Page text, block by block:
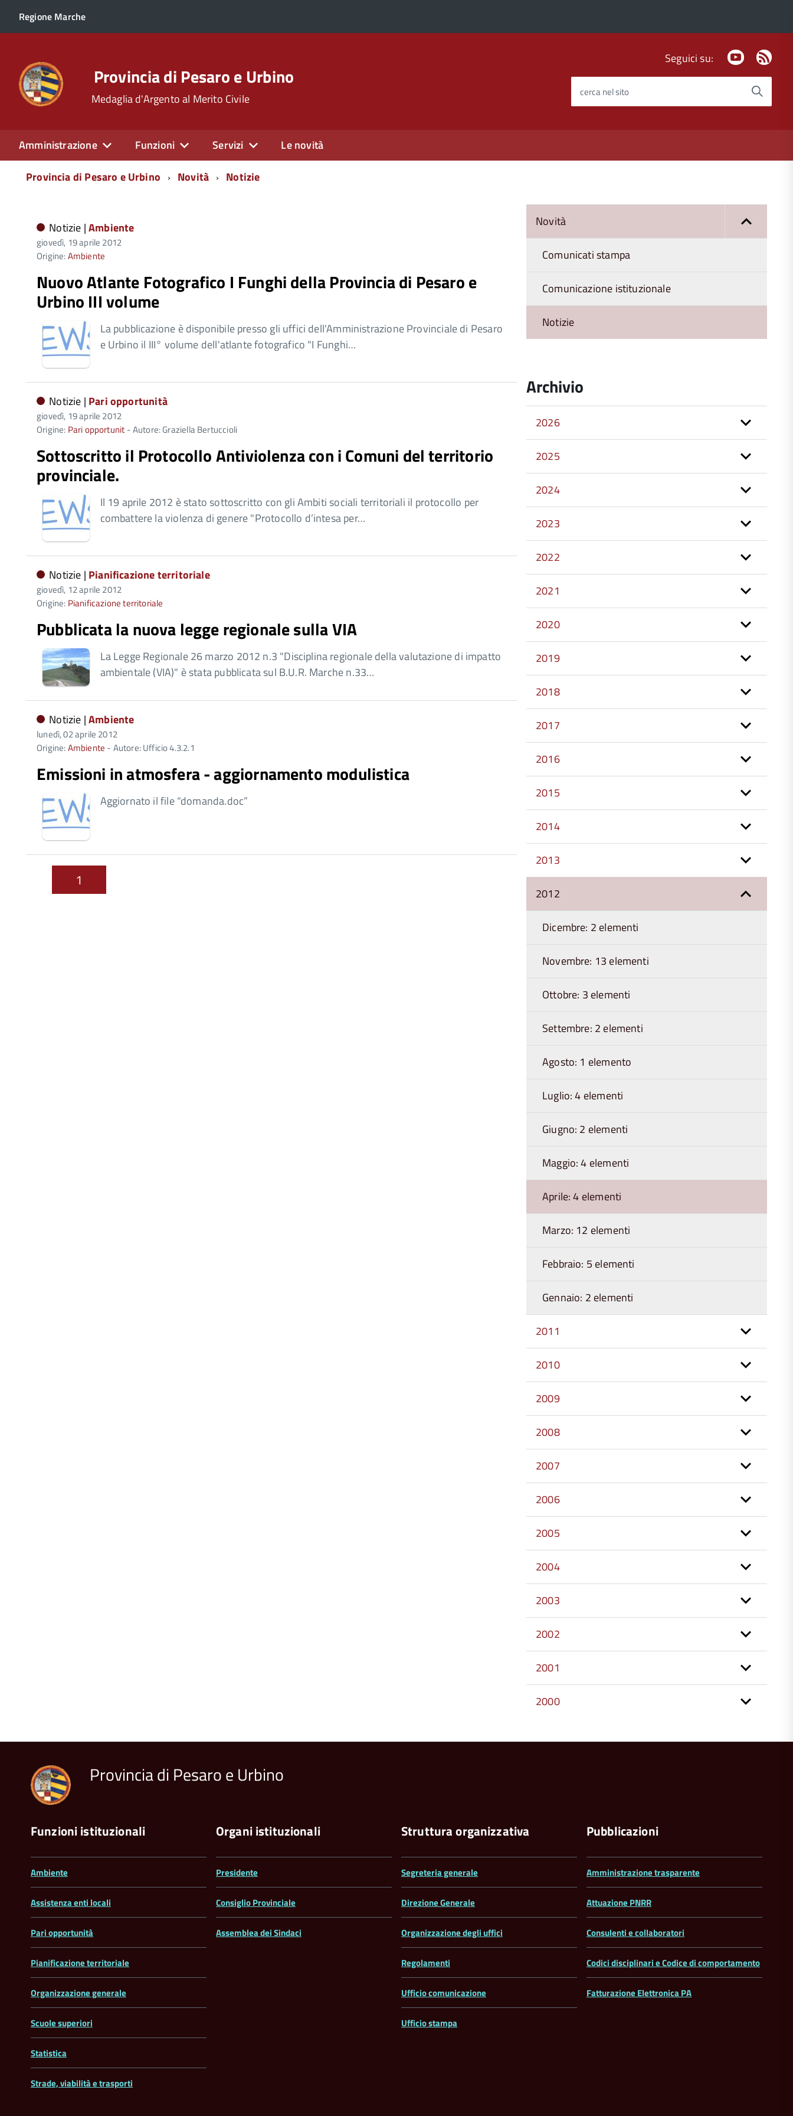
Regione Marche
Provincia di Pesaro e Urbino
Medaglia d'Argento al Merito Civile
Seguici su: Youtube
cerca nel sito
Amministrazione Funzioni Servizi Le novità
MenuProvincia di Pesaro e Urbino Novità Notizie
Notizie |Ambiente
giovedì, 19 aprile 2012
Origine:Ambiente
Nuovo Atlante Fotografico I Funghi della Provincia di Pesaro e
Urbino III volume
La pubblicazione è disponibile presso gli uffici dell'Amministrazione Provinciale di Pesaro
e Urbino il III° volume dell'atlante fotografico "I Funghi…
Notizie | Pari opportunità
giovedì, 19 aprile 2012
Origine: Pari opportunit - Autore: Graziella Bertuccioli
Sottoscritto il Protocollo Antiviolenza con i Comuni del territorio
provinciale.
Il 19 aprile 2012 è stato sottoscritto con gli Ambiti sociali territoriali il protocollo per
combattere la violenza di genere "Protocollo d’intesa per…
Notizie | Pianificazione territoriale
giovedì, 12 aprile 2012
Origine: Pianificazione territoriale
Pubblicata la nuova legge regionale sulla VIA
La Legge Regionale 26 marzo 2012 n.3 "Disciplina regionale della valutazione di impatto
ambientale (VIA)" è stata pubblicata sul B.U.R. Marche n.33…
Notizie |Ambiente
lunedì, 02 aprile 2012
Origine:Ambiente - Autore: Ufficio 4.3.2.1
Emissioni in atmosfera - aggiornamento modulistica
Aggiornato il file “domanda.doc”
1
Novità
Comunicati stampa
Comunicazione istituzionale
Notizie
Archivio
2026
2025
2024
2023
2022
2021
2020
2019
2018
2017
2016
2015
2014
2013
2012
Dicembre: 2 elementi
Novembre: 13 elementi
Ottobre: 3 elementi
Settembre: 2 elementi
Agosto: 1 elemento
Luglio: 4 elementi
Giugno: 2 elementi
Maggio: 4 elementi
Aprile: 4 elementi
Marzo: 12 elementi
Febbraio: 5 elementi
Gennaio: 2 elementi
2011
2010
2009
2008
2007
2006
2005
2004
2003
2002
2001
2000
del
Provincia di Pesaro e Urbino
Funzioni istituzionali
Ambiente
Assistenza enti locali
Pari opportunità
Pianificazione territoriale
Organizzazione generale
Scuole superiori
Statistica
Strade, viabilità e trasporti
Organi istituzionali
Presidente
Consiglio Provinciale
Assemblea dei Sindaci
Struttura organizzativa
Segreteria generale
Direzione Generale
Organizzazione degli uffici
Regolamenti
Ufficio comunicazione
Ufficio stampa
Pubblicazioni
Amministrazione trasparente
Attuazione PNRR
Consulenti e collaboratori
Codici disciplinari e Codice di comportamento
Fatturazione Elettronica PA